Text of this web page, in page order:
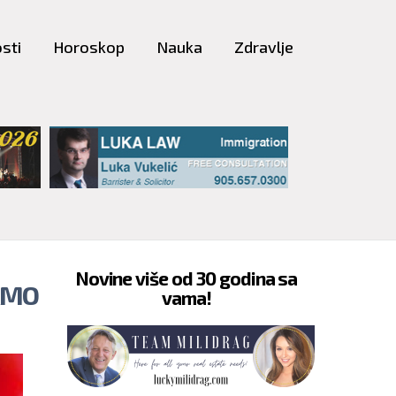
Horoskop Nauka Zdravlje
Novine više od 30 godina sa
vama!